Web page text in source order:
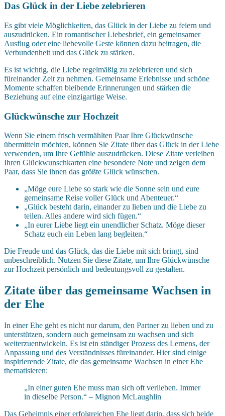
Das Glück in der Liebe zelebrieren
Es gibt viele Möglichkeiten, das Glück in der Liebe zu feiern und
auszudrücken. Ein romantischer Liebesbrief, ein gemeinsamer
Ausflug oder eine liebevolle Geste können dazu beitragen, die
Verbundenheit und das Glück zu stärken.
Es ist wichtig, die Liebe regelmäßig zu zelebrieren und sich
füreinander Zeit zu nehmen. Gemeinsame Erlebnisse und schöne
Momente schaffen bleibende Erinnerungen und stärken die
Beziehung auf eine einzigartige Weise.
Glückwünsche zur Hochzeit
Wenn Sie einem frisch vermählten Paar Ihre Glückwünsche
übermitteln möchten, können Sie Zitate über das Glück in der Liebe
verwenden, um Ihre Gefühle auszudrücken. Diese Zitate verleihen
Ihren Glückwunschkarten eine besondere Note und zeigen dem
Paar, dass Sie ihnen das größte Glück wünschen.
„Möge eure Liebe so stark wie die Sonne sein und eure
gemeinsame Reise voller Glück und Abenteuer.“
„Glück besteht darin, einander zu lieben und die Liebe zu
teilen. Alles andere wird sich fügen.“
„In eurer Liebe liegt ein unendlicher Schatz. Möge dieser
Schatz euch ein Leben lang begleiten.“
Die Freude und das Glück, das die Liebe mit sich bringt, sind
unbeschreiblich. Nutzen Sie diese Zitate, um Ihre Glückwünsche
zur Hochzeit persönlich und bedeutungsvoll zu gestalten.
Zitate über das gemeinsame Wachsen in
der Ehe
In einer Ehe geht es nicht nur darum, den Partner zu lieben und zu
unterstützen, sondern auch gemeinsam zu wachsen und sich
weiterzuentwickeln. Es ist ein ständiger Prozess des Lernens, der
Anpassung und des Verständnisses füreinander. Hier sind einige
inspirierende Zitate, die das gemeinsame Wachsen in einer Ehe
thematisieren:
„In einer guten Ehe muss man sich oft verlieben. Immer
in dieselbe Person.“ – Mignon McLaughlin
Das Geheimnis einer erfolgreichen Ehe liegt darin, dass sich beide